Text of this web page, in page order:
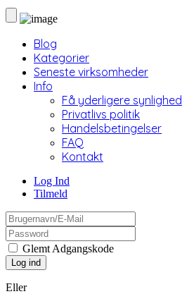
Blog
Kategorier
Seneste virksomheder
Info
Få yderligere synlighed
Privatlivs politik
Handelsbetingelser
FAQ
Kontakt
Log Ind
Tilmeld
Glemt Adgangskode
Eller